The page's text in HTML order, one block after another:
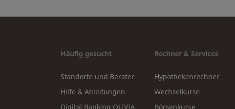
Häufig gesucht
Standorte und Berater
Hilfe & Anleitungen
Digital Banking OLIVIA
Rechner & Services
Hypothekenrechner
Wechselkurse
Börsenkurse